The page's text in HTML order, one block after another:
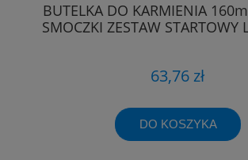
BUTELKA DO KARMIENIA
SMOCZKI ZESTAW STARTOWY
63,76 zł
DO KOSZYKA